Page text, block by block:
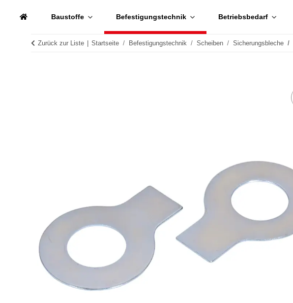
Baustoffe Befestigungstechnik Betriebsbedarf
Zurück zur Liste Startseite Befestigungstechnik Scheiben Sicherungsbleche